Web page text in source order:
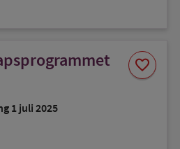
1 juli 2025
favorite
Spara
som